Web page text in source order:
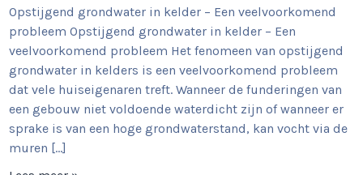
Opstijgend grondwater in kelder – Een veelvoorkomend
probleem Opstijgend grondwater in kelder – Een
veelvoorkomend probleem Het fenomeen van opstijgend
grondwater in kelders is een veelvoorkomend probleem
dat vele huiseigenaren treft. Wanneer de funderingen van
een gebouw niet voldoende waterdicht zijn of wanneer er
sprake is van een hoge grondwaterstand, kan vocht via de
muren […]